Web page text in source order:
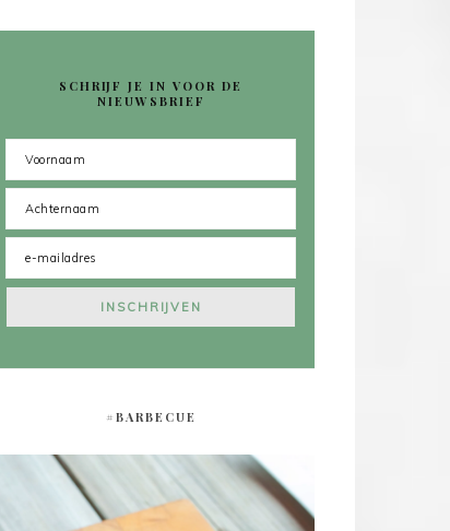
SCHRIJF JE IN VOOR DE
NIEUWSBRIEF
#BARBECUE